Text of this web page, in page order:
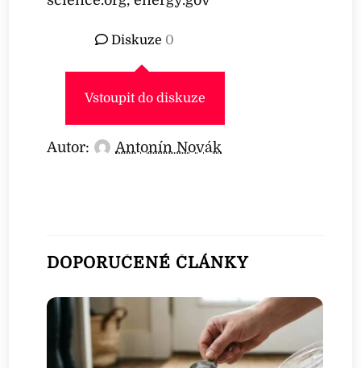
Diskuze 0
Vstoupit do diskuze
Autor: Antonín Novák
DOPORUČENÉ ČLÁNKY